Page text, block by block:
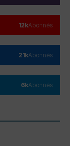
12kAbonnés
21kAbonnés
6kAbonnés